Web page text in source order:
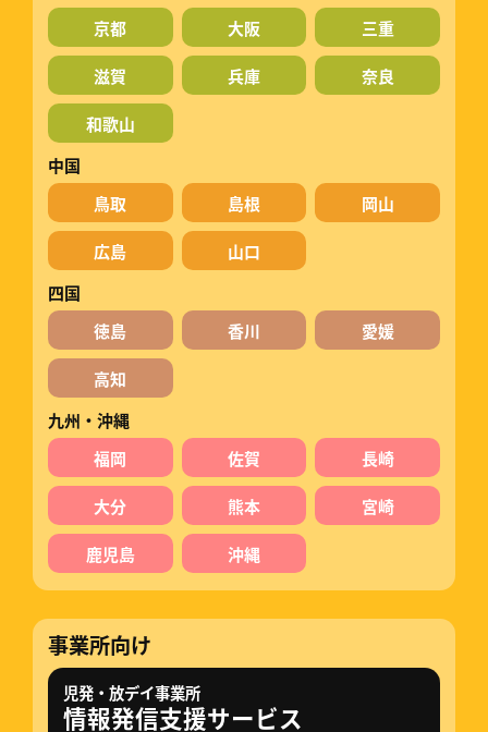
京都
大阪 三重
滋賀 兵庫 奈良
和歌山
中国
鳥取
島根 岡山
広島
山口
四国
徳島
香川 愛媛
高知
九州・沖縄
福岡
佐賀 長崎
大分 熊本 宮崎
鹿児島 沖縄
事業所向け
児発・放デイ事業所
情報発信支援サービス